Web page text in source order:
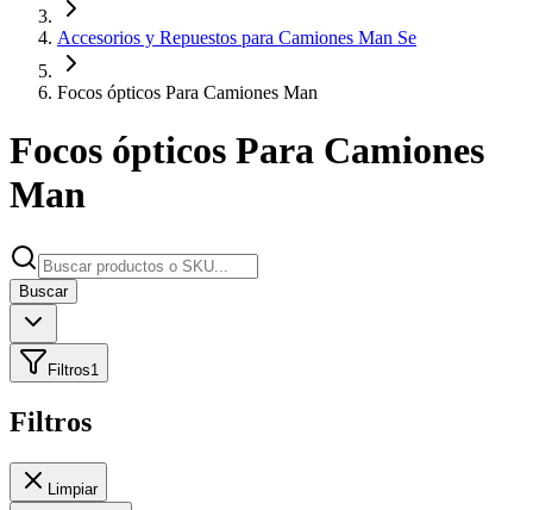
Accesorios y Repuestos para Camiones Man Se
Focos ópticos Para Camiones Man
Focos ópticos Para Camiones
Man
Buscar
Filtros1
Filtros
Limpiar